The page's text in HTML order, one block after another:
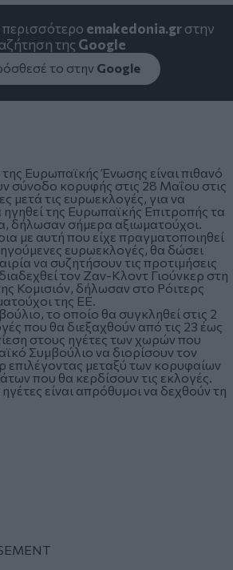
περισσότερο emakedonia.grστην
της Google
το στην Google
Ευρωπαϊκής Ένωσης είναι πιθανό
σύνοδο κορυφής στις 28 Μαΐου στις
μετά τις ευρωεκλογές, για να
της Ευρωπαϊκής Επιτροπής τα
δήλωσαν σήμερα αξιωματούχοι.
με αυτή που είχε πραγματοποιηθεί
ευρωεκλογές, θα δώσει
να συζητήσουν τις προτιμήσεις
τον Ζαν-Κλοντ Γιούνκερ στη
Κομισιόν, δήλωσαν στο Ρόιτερς
της ΕΕ.
το οποίο θα συγκληθεί στις 2
που θα διεξαχθούν από τις 23 έως
στους ηγέτες των χωρών που
Συμβούλιο να διορίσουν τον
επιλέγοντας μεταξύ των κορυφαίων
που θα κερδίσουν τις εκλογές.
είναι απρόθυμοι να δεχθούν τη